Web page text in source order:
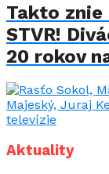
Takto znie
STVR!
20 rokov
Aktuality